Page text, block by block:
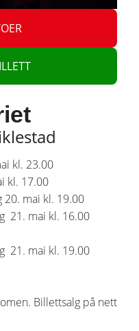
kl. 23.00
kl. 17.00
20. mai kl. 19.00
21. mai kl. 16.00
21. mai kl. 19.00